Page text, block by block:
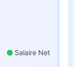
Salaire Net